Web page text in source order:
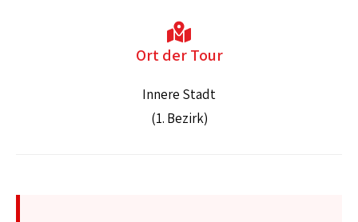
Ort der Tour
Innere Stadt
(1. Bezirk)